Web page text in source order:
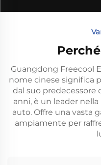
Guangdong Freecool
nome cinese significa
dal suo predecessore
anni, è un leader
auto. Offre una vasta
ampiamente per